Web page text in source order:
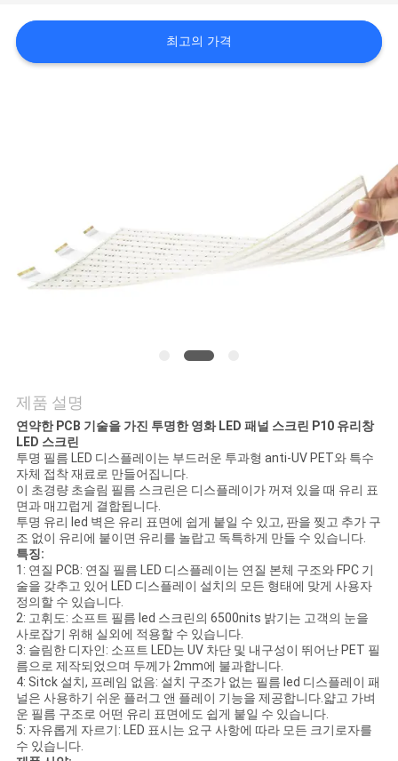
행
락
요
뉴
스
인
용
문
을
요
구
최고의 가격
제품 설명
연약한 PCB 기술을 가진 투명한 영화 LED 패널 스크린 P10 유리창
LED 스크린
투명 필름 LED 디스플레이는 부드러운 투과형 anti-UV PET와 특수
자체 접착 재료로 만들어집니다.
이 초경량 초슬림 필름 스크린은 디스플레이가 꺼져 있을 때 유리 표
면과 매끄럽게 결합됩니다.
투명 유리 led 벽은 유리 표면에 쉽게 붙일 수 있고, 판을 찢고 추가 구
조 없이 유리에 붙이면 유리를 놀랍고 독특하게 만들 수 있습니다.
특징:
1: 연질 PCB: 연질 필름 LED 디스플레이는 연질 본체 구조와 FPC 기
술을 갖추고 있어 LED 디스플레이 설치의 모든 형태에 맞게 사용자
정의할 수 있습니다.
2: 고휘도: 소프트 필름 led 스크린의 6500nits 밝기는 고객의 눈을
사로잡기 위해 실외에 적용할 수 있습니다.
3: 슬림한 디자인: 소프트 LED는 UV 차단 및 내구성이 뛰어난 PET 필
름으로 제작되었으며 두께가 2mm에 불과합니다.
4: Sitck 설치, 프레임 없음: 설치 구조가 없는 필름 led 디스플레이 패
널은 사용하기 쉬운 플러그 앤 플레이 기능을 제공합니다.얇고 가벼
운 필름 구조로 어떤 유리 표면에도 쉽게 붙일 수 있습니다.
5: 자유롭게 자르기: LED 표시는 요구 사항에 따라 모든 크기로자를
수 있습니다.